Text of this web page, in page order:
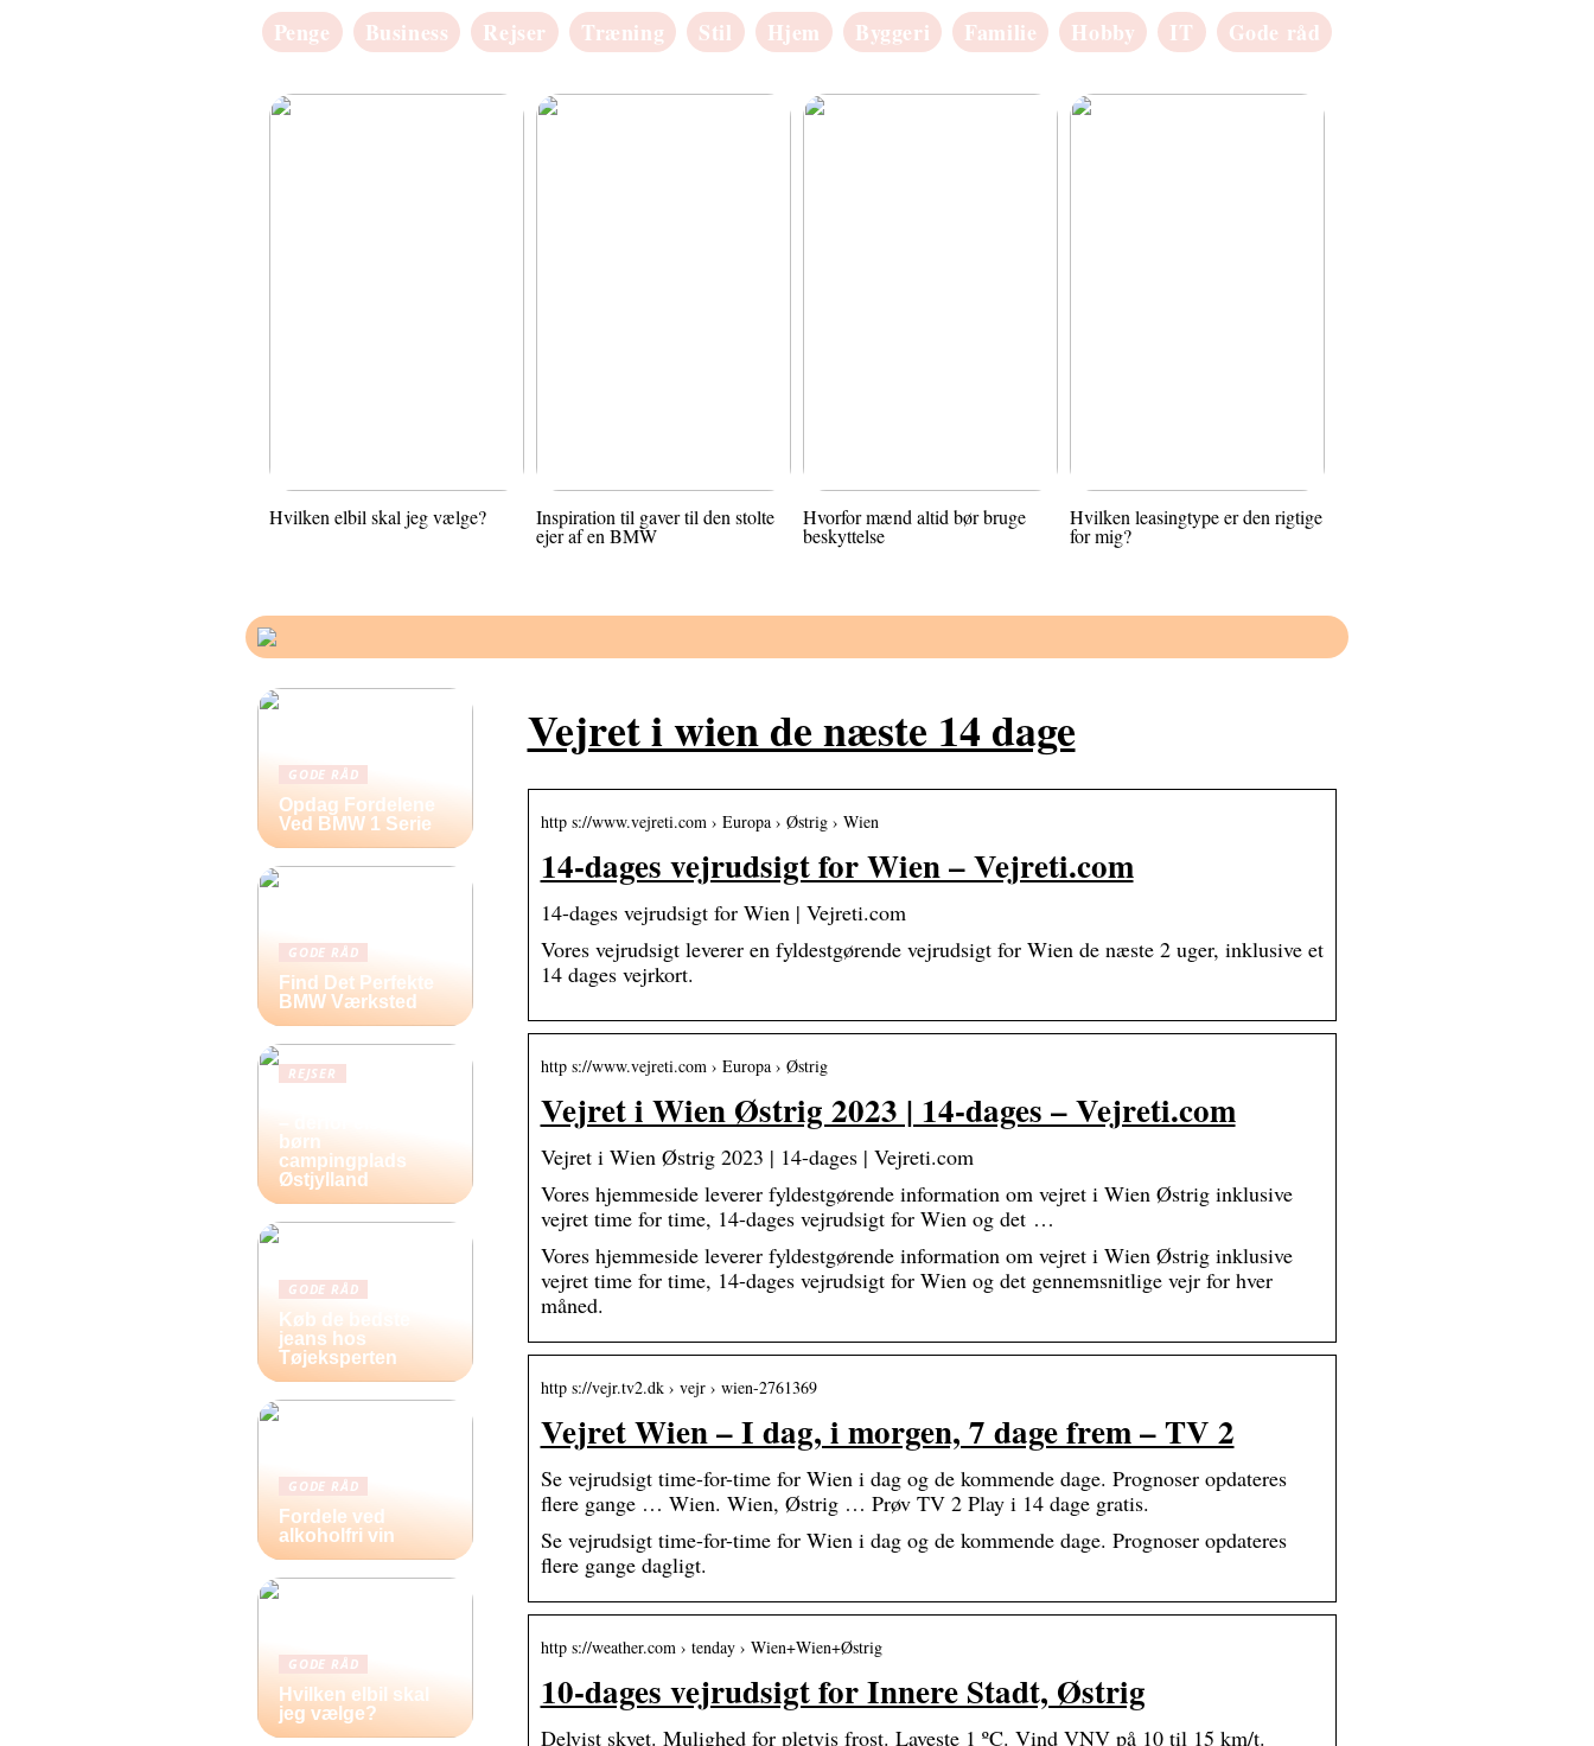
Penge Business Rejser Træning Stil Hjem Byggeri Familie Hobby IT Gode råd
Hvilken elbil skal jeg vælge? Inspiration til gaver til den stolte
ejer af en BMW
Hvorfor mænd altid bør bruge
beskyttelse
Hvilken leasingtype er den rigtige
for mig?
Vejret i wien de næste 14 dage
http s://www.vejreti.com › Europa › Østrig › Wien
14-dages vejrudsigt for Wien – Vejreti.com
14-dages vejrudsigt for Wien | Vejreti.com
Vores vejrudsigt leverer en fyldestgørende vejrudsigt for Wien de næste 2 uger, inklusive et
14 dages vejrkort.
http s://www.vejreti.com › Europa › Østrig
Vejret i Wien Østrig 2023 | 14-dages – Vejreti.com
Vejret i Wien Østrig 2023 | 14-dages | Vejreti.com
Vores hjemmeside leverer fyldestgørende information om vejret i Wien Østrig inklusive
vejret time for time, 14-dages vejrudsigt for Wien og det …
Vores hjemmeside leverer fyldestgørende information om vejret i Wien Østrig inklusive
vejret time for time, 14-dages vejrudsigt for Wien og det gennemsnitlige vejr for hver
måned.
http s://vejr.tv2.dk › vejr › wien-2761369
Vejret Wien – I dag, i morgen, 7 dage frem – TV 2
Se vejrudsigt time-for-time for Wien i dag og de kommende dage. Prognoser opdateres
flere gange … Wien. Wien, Østrig … Prøv TV 2 Play i 14 dage gratis.
Se vejrudsigt time-for-time for Wien i dag og de kommende dage. Prognoser opdateres
flere gange dagligt.
http s://weather.com › tenday › Wien+Wien+Østrig
10-dages vejrudsigt for Innere Stadt, Østrig
Delvist skyet. Mulighed for pletvis frost. Laveste 1 ºC. Vind VNV på 10 til 15 km/t.
GODE RÅD
Opdag Fordelene
Ved BMW 1 Serie
GODE RÅD
Find Det Perfekte
BMW Værksted
REJSER
børn
campingplads
Østjylland
GODE RÅD
Køb de bedste
jeans hos
Tøjeksperten
GODE RÅD
Fordele ved
alkoholfri vin
GODE RÅD
Hvilken elbil skal
jeg vælge?